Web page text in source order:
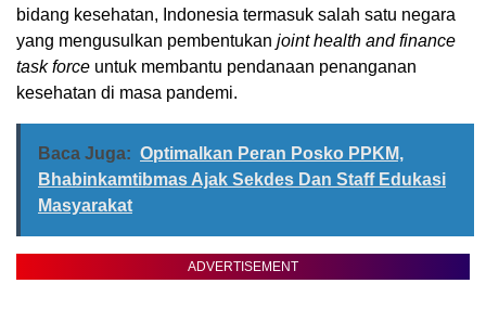
bidang kesehatan, Indonesia termasuk salah satu negara
yang mengusulkan pembentukan joint health and finance
task force untuk membantu pendanaan penanganan
kesehatan di masa pandemi.
Baca Juga: Optimalkan Peran Posko PPKM,
Bhabinkamtibmas Ajak Sekdes Dan Staff Edukasi
Masyarakat
ADVERTISEMENT